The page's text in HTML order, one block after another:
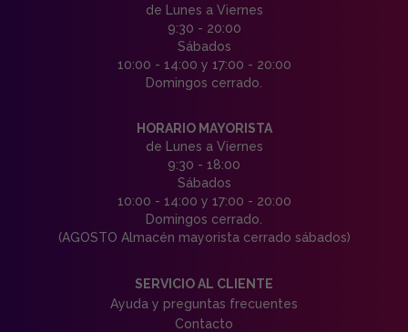
de Lunes a Viernes
9:30 - 20:00
Sábados
10:00 - 14:00 y 17:00 - 20:00
Domingos cerrado.
HORARIO MAYORISTA
de Lunes a Viernes
9:30 - 18:00
Sábados
10:00 - 14:00 y 17:00 - 20:00
Domingos cerrado.
(AGOSTO Almacén mayorista cerrado sábados)
SERVICIO AL CLIENTE
Ayuda y preguntas frecuentes
Contacto